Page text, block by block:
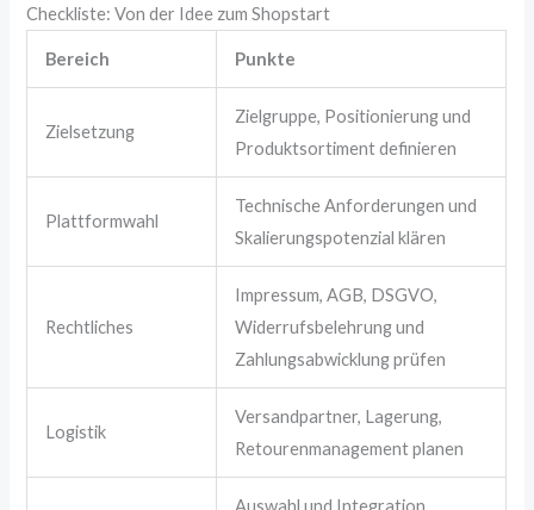
Checkliste: Von der Idee zum Shopstart
Bereich Punkte
Zielsetzung
Zielgruppe, Positionierung und
Produktsortiment definieren
Plattformwahl
Technische Anforderungen und
Skalierungspotenzial klären
Rechtliches
Impressum, AGB, DSGVO,
Widerrufsbelehrung und
Zahlungsabwicklung prüfen
Logistik
Versandpartner, Lagerung,
Retourenmanagement planen
Auswahl und Integration